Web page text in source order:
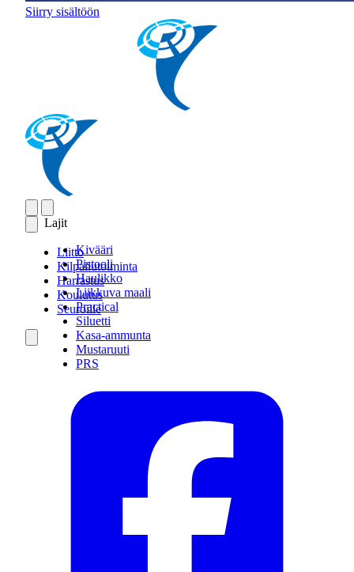
Siirry sisältöön
Lajit
Kivääri
Pistooli
Haulikko
Liikkuva maali
Practical
Siluetti
Kasa-ammunta
Mustaruuti
PRS
Liitto
Kilpailutoiminta
Harrastus
Koulutus
Seuroille